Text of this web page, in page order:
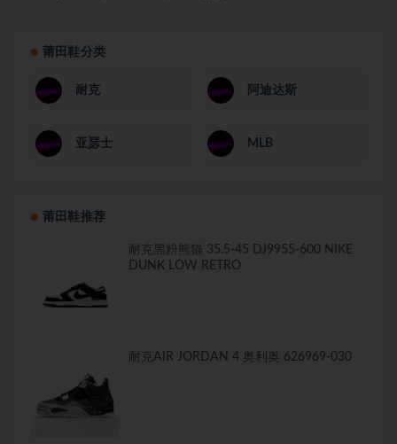
莆田鞋分类
耐克 阿迪达斯
亚瑟士 MLB
莆田鞋推荐
耐克黑粉熊猫 35.5-45 DJ9955-600 NIKE
DUNK LOW RETRO
耐克AIR JORDAN 4 奥利奥 626969-030